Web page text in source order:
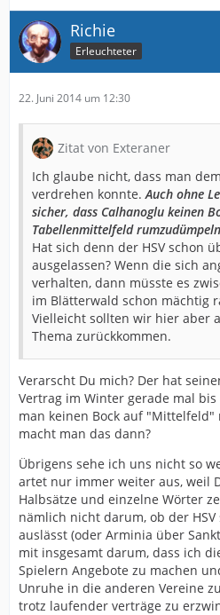
Richie
Erleuchteter
22. Juni 2014 um 12:30
Zitat von Exteraner
Ich glaube nicht, dass man
verdrehen konnte.Auch ohne
sicher, dass Calhanoglu keinen
Tabellenmittelfeld
Hat sich denn der HSV schon
ausgelassen? Wenn die sich
verhalten, dann müsste es
im Blätterwald schon mächtig
Vielleicht sollten wir hier aber
Thema zurückkommen.
Verarscht Du mich? Der hat
Vertrag im Winter gerade mal
man keinen Bock auf "Mittelfeld"
macht man das dann?
Übrigens sehe ich uns nicht so
artet nur immer weiter aus, weil
Halbsätze und einzelne Wörter
nämlich nicht darum, ob der
auslässt (oder Arminia über
mit insgesamt darum, dass ich
Spielern Angebote zu machen
Unruhe in die anderen Vereine
trotz laufender verträge zu